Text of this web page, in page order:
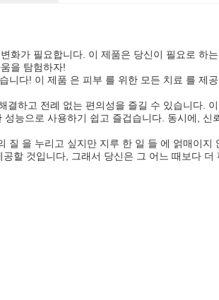
화가 필요합니다. 이 제품은 당신이 필요로 하
을 탐험하자!
니다! 이 제품 은 피부 를 위한 모든 치료 를 제
하고 전례 없는 편의성을 즐길 수 있습니다.
능으로 사용하기 쉽고 즐겁습니다. 동시에, 신
질 을 누리고 싶지만 지루 한 일 들 에 얽매이지
할 것입니다, 그래서 당신은 그 어느 때보다 더